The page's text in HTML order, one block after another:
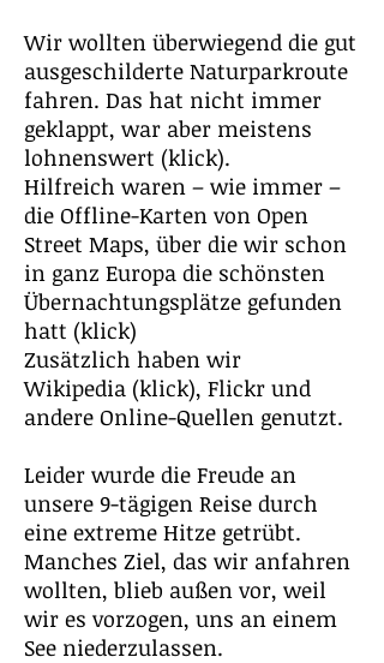
Wir wollten überwiegend die gut
ausgeschilderte Naturparkroute
fahren. Das hat nicht immer
geklappt, war aber meistens
lohnenswert (klick).
Hilfreich waren – wie immer –
die Offline-Karten von Open
Street Maps, über die wir schon
in ganz Europa die schönsten
Übernachtungsplätze gefunden
hatt (klick)
Zusätzlich haben wir
Wikipedia (klick), Flickr und
andere Online-Quellen genutzt.
Leider wurde die Freude an
unsere 9-tägigen Reise durch
eine extreme Hitze getrübt.
Manches Ziel, das wir anfahren
wollten, blieb außen vor, weil
wir es vorzogen, uns an einem
See niederzulassen.